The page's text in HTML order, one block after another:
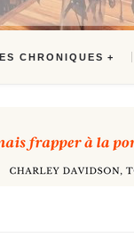
CHRONIQUES